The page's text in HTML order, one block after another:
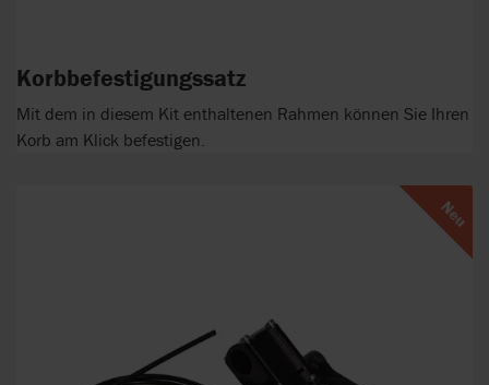
Korbbefestigungssatz
Mit dem in diesem Kit enthaltenen Rahmen können Sie Ihren
Korb am Klick befestigen.
Neu